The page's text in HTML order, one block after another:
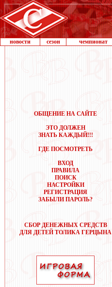
новости сезон чемпионат
ОБЩЕНИЕ НА САЙТЕ
ЭТО ДОЛЖЕН
ЗНАТЬ КАЖДЫЙ!!!
ГДЕ ПОСМОТРЕТЬ
ВХОД
ПРАВИЛА
ПОИСК
НАСТРОЙКИ
РЕГИСТРАЦИЯ
ЗАБЫЛИ ПАРОЛЬ?
СБОР ДЕНЕЖНЫХ СРЕДСТВ
ДЛЯ ДЕТЕЙ ТОЛИКА ГЕРЦЫНА